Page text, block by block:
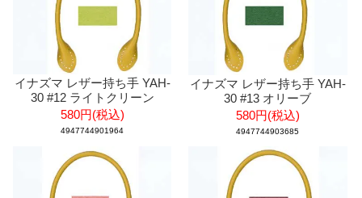
イナズマ レザー持ち手 YAH-
30 #12 ライトクリーン
580円(税込)
4947744901964
イナズマ レザー持ち手 YAH-
30 #13 オリーブ
580円(税込)
4947744903685